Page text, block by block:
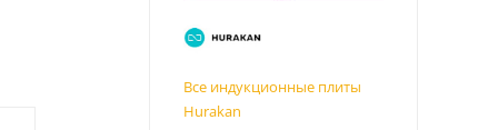
Все индукционные плиты
Hurakan